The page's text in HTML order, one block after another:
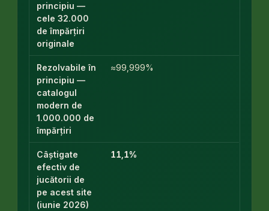
principiu —
cele 32.000
de împărțiri
originale
Rezolvabile în
principiu —
catalogul
modern de
1.000.000 de
împărțiri
≈99,999%
Câștigate
efectiv de
jucătorii de
pe acest site
(iunie 2026)
11,1%